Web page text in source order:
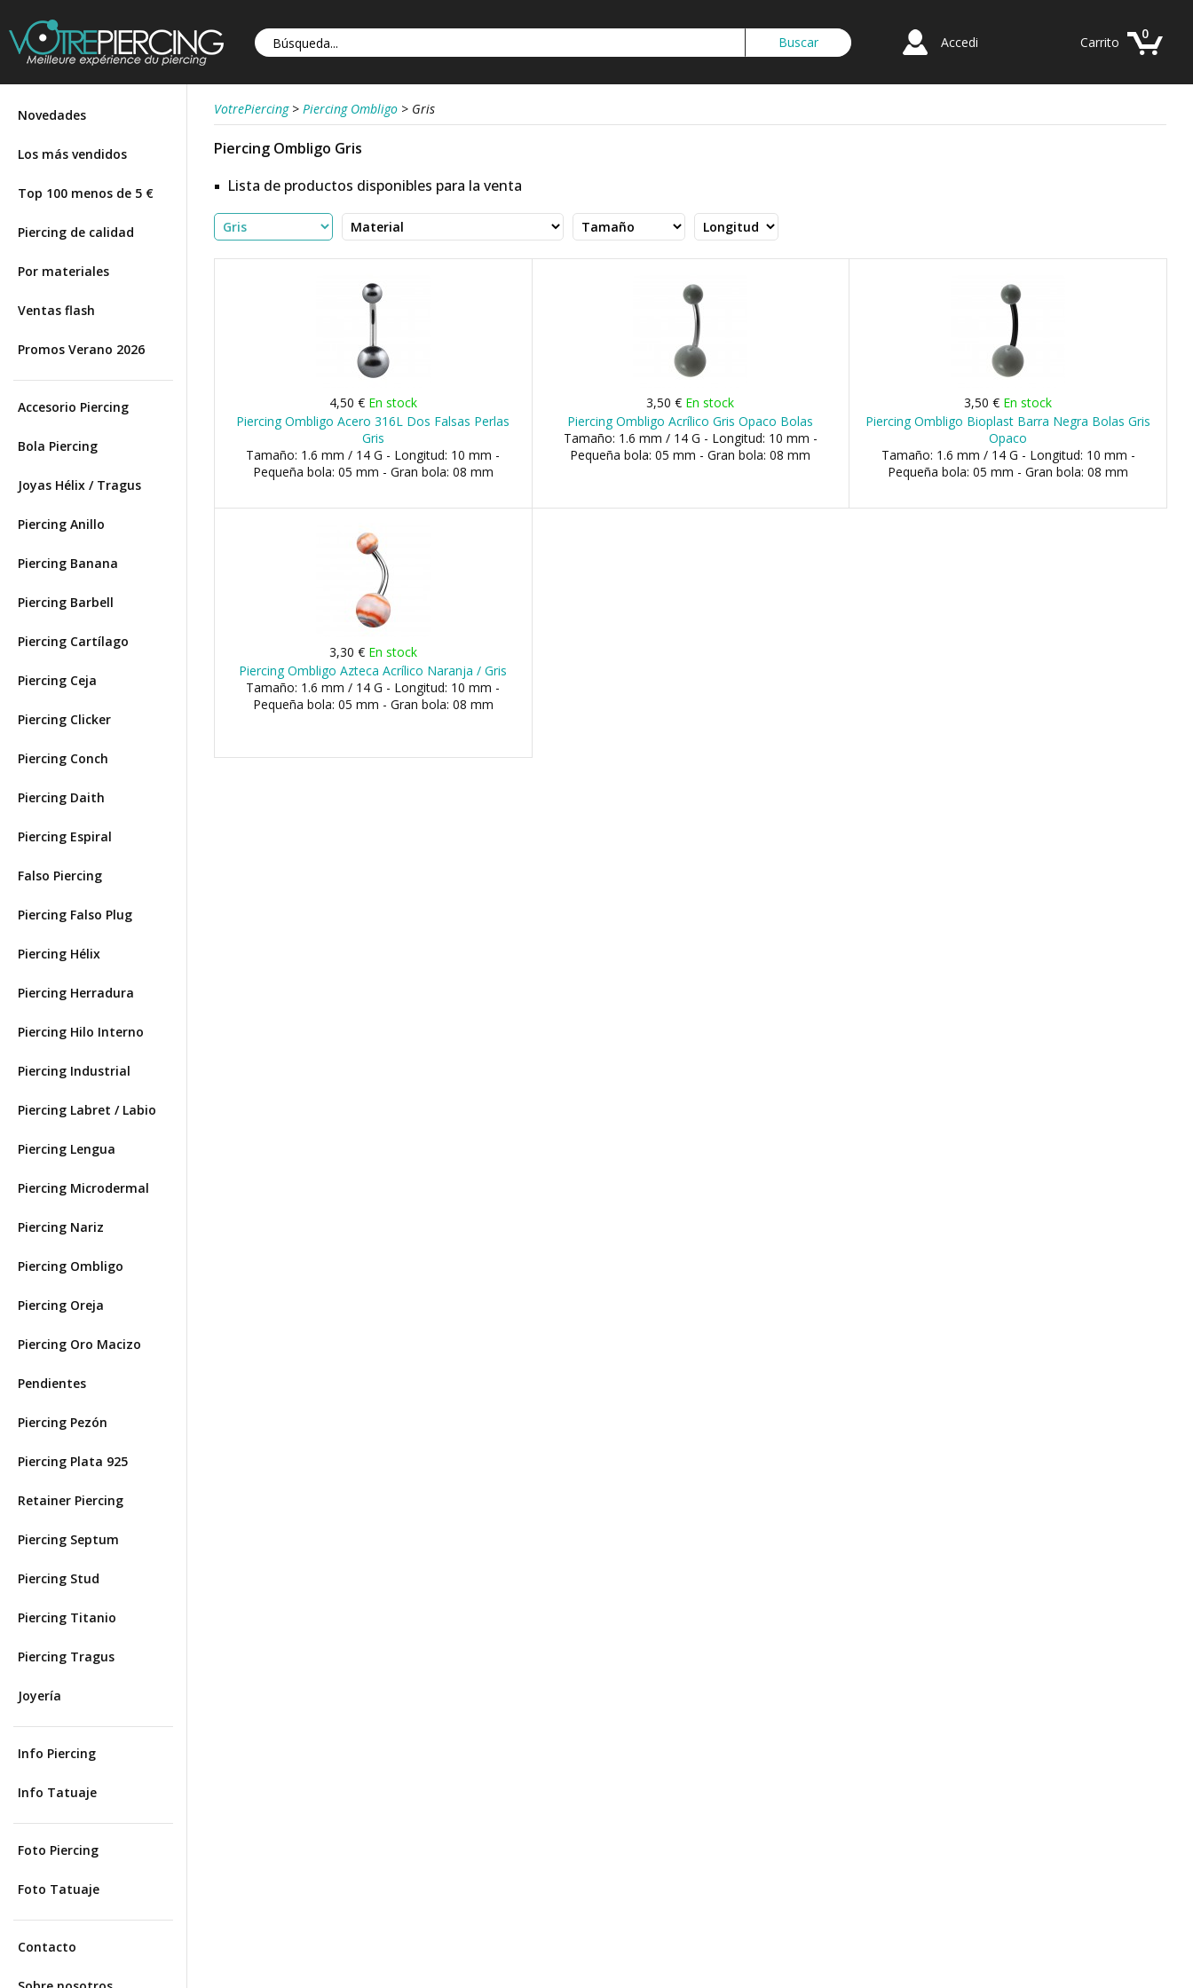
Accedi
0
Carrito
Novedades
Los más vendidos
Top 100 menos de 5 €
Piercing de calidad
Por materiales
Ventas flash
Promos Verano 2026
Accesorio Piercing
Bola Piercing
Joyas Hélix / Tragus
Piercing Anillo
Piercing Banana
Piercing Barbell
Piercing Cartílago
Piercing Ceja
Piercing Clicker
Piercing Conch
Piercing Daith
Piercing Espiral
Falso Piercing
Piercing Falso Plug
Piercing Hélix
Piercing Herradura
Piercing Hilo Interno
Piercing Industrial
Piercing Labret / Labio
Piercing Lengua
Piercing Microdermal
Piercing Nariz
Piercing Ombligo
Piercing Oreja
Piercing Oro Macizo
Pendientes
Piercing Pezón
Piercing Plata 925
Retainer Piercing
Piercing Septum
Piercing Stud
Piercing Titanio
Piercing Tragus
Joyería
Info Piercing
Info Tatuaje
Foto Piercing
Foto Tatuaje
Contacto
VotrePiercing > Piercing Ombligo > Gris
Piercing Ombligo Gris
Lista de productos disponibles para la venta
4,50 € En stock
Piercing Ombligo Acero 316L Dos Falsas Perlas
Gris
Tamaño: 1.6 mm / 14 G - Longitud: 10 mm -
Pequeña bola: 05 mm - Gran bola: 08 mm
3,50 € En stock
Piercing Ombligo Acrílico Gris Opaco Bolas
Tamaño: 1.6 mm / 14 G - Longitud: 10 mm -
Pequeña bola: 05 mm - Gran bola: 08 mm
3,50 € En stock
Piercing Ombligo Bioplast Barra Negra Bolas Gris
Opaco
Tamaño: 1.6 mm / 14 G - Longitud: 10 mm -
Pequeña bola: 05 mm - Gran bola: 08 mm
3,30 € En stock
Piercing Ombligo Azteca Acrílico Naranja / Gris
Tamaño: 1.6 mm / 14 G - Longitud: 10 mm -
Pequeña bola: 05 mm - Gran bola: 08 mm